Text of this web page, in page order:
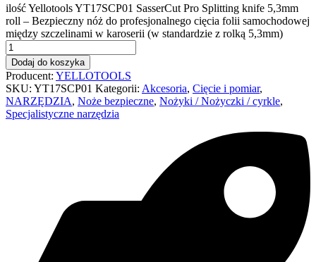
ilość Yellotools YT17SCP01 SasserCut Pro Splitting knife 5,3mm
roll – Bezpieczny nóż do profesjonalnego cięcia folii samochodowej
między szczelinami w karoserii (w standardzie z rolką 5,3mm)
Dodaj do koszyka
Producent: YELLOTOOLS
SKU: YT17SCP01 Kategorii: Akcesoria, Cięcie i pomiar,
NARZĘDZIA, Noże bezpieczne, Nożyki / Nożyczki / cyrkle,
Specjalistyczne narzędzia